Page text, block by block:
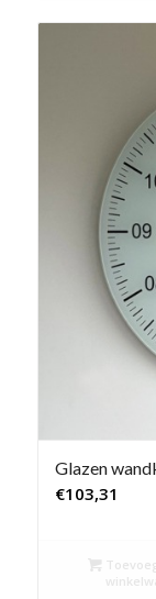
Glazen
€103,31